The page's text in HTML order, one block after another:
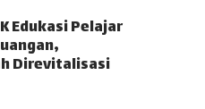
Edukasi Pelajar
Direvitalisasi